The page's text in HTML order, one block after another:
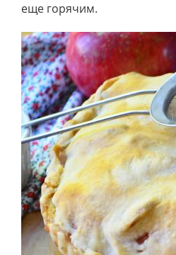
еще горячим.